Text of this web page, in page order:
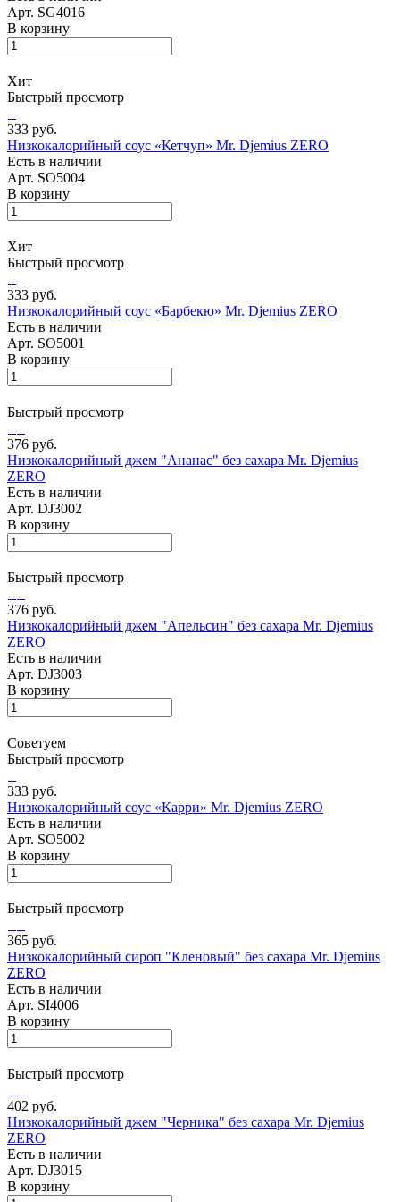
Арт. SG4016
В корзину
Хит
Быстрый просмотр
333 руб.
Низкокалорийный соус «Кетчуп» Mr. Djemius ZERO
Есть в наличии
Арт. SO5004
В корзину
Хит
Быстрый просмотр
333 руб.
Низкокалорийный соус «Барбекю» Mr. Djemius ZERO
Есть в наличии
Арт. SO5001
В корзину
Быстрый просмотр
376 руб.
Низкокалорийный джем "Ананас" без сахара Mr. Djemius
ZERO
Есть в наличии
Арт. DJ3002
В корзину
Быстрый просмотр
376 руб.
Низкокалорийный джем "Апельсин" без сахара Mr. Djemius
ZERO
Есть в наличии
Арт. DJ3003
В корзину
Советуем
Быстрый просмотр
333 руб.
Низкокалорийный соус «Карри» Mr. Djemius ZERO
Есть в наличии
Арт. SO5002
В корзину
Быстрый просмотр
365 руб.
Низкокалорийный сироп "Кленовый" без сахара Mr. Djemius
ZERO
Есть в наличии
Арт. SI4006
В корзину
Быстрый просмотр
402 руб.
Низкокалорийный джем "Черника" без сахара Mr. Djemius
ZERO
Есть в наличии
Арт. DJ3015
В корзину